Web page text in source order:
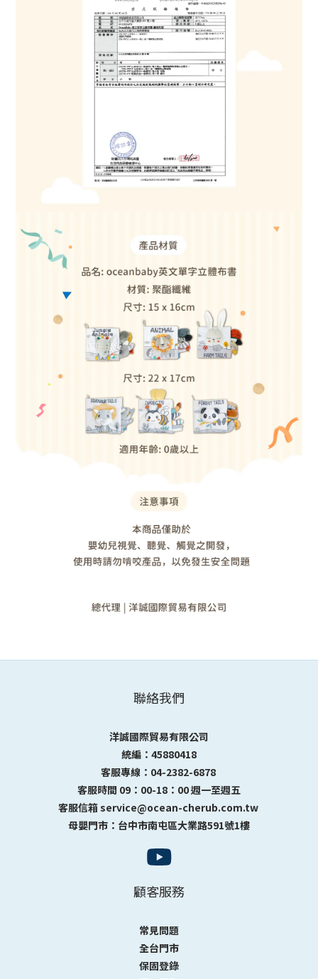
聯絡我們
洋誠國際貿易有限公司
統編：45880418
客服專線：04-2382-6878
客服時間 09：00-18：00 週一至週五
客服信箱 service@ocean-cherub.com.tw
母嬰門市：台中市南屯區大業路591號1樓
顧客服務
常見問題
全台門市
保固登錄